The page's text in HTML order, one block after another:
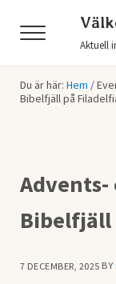
Menu
Aktuell
Du är här: Hem /
Bibelfjäll på
Advents-
Bibelfjäll
7 DECEMBER, 2025 BY